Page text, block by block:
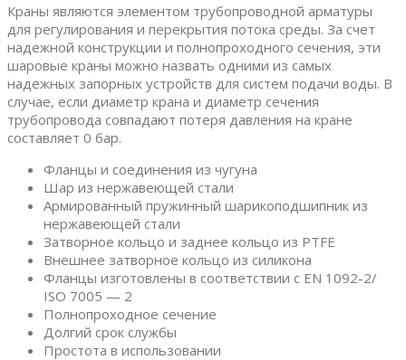
Краны являются элементом трубопроводной арматуры
для регулирования и перекрытия потока среды. За счет
надежной конструкции и полнопроходного сечения, эти
шаровые краны можно назвать одними из самых
надежных запорных устройств для систем подачи воды. В
случае, если диаметр крана и диаметр сечения
трубопровода совпадают потеря давления на кране
составляет 0 бар.
Фланцы и соединения из чугуна
Шар из нержавеющей стали
Армированный пружинный шарикоподшипник из
нержавеющей стали
Затворное кольцо и заднее кольцо из PTFE
Внешнее затворное кольцо из силикона
Фланцы изготовлены в соответствии с EN 1092-2/
ISO 7005 — 2
Полнопроходное сечение
Долгий срок службы
Простота в использовании